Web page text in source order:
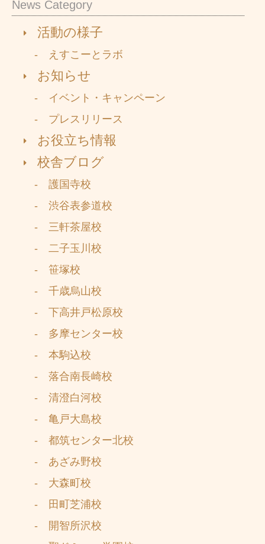
News Category
活動の様子
- えすこーとラボ
お知らせ
- イベント・キャンペーン
- プレスリリース
お役立ち情報
校舎ブログ
- 護国寺校
- 渋谷表参道校
- 三軒茶屋校
- 二子玉川校
- 笹塚校
- 千歳烏山校
- 下高井戸松原校
- 多摩センター校
- 本駒込校
- 落合南長崎校
- 清澄白河校
- 亀戸大島校
- 都筑センター北校
- あざみ野校
- 大森町校
- 田町芝浦校
- 開智所沢校